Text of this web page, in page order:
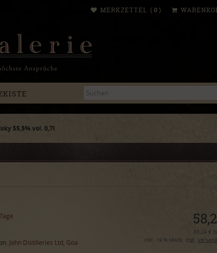
MERKZETTEL (0 )
55,5% vol. 0,7l
John Distilleries Ltd, Goa
83,24 €
inkl. 19 % MwSt. zzgl.